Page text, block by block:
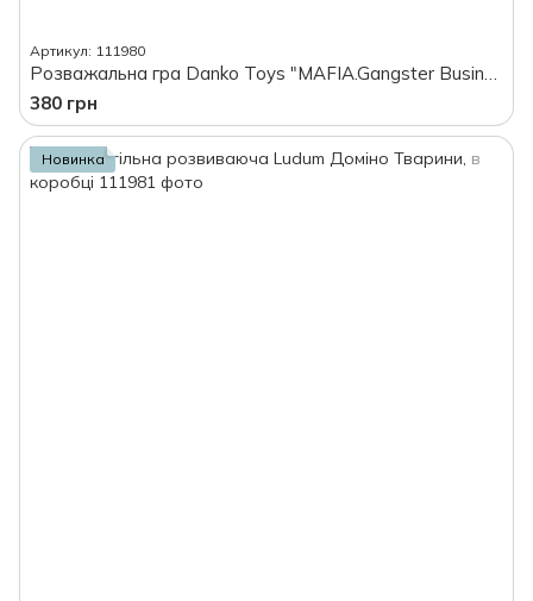
Артикул: 111980
Розважальна гра Danko Toys "MAFIA.Gangster Business.Premium", в коробці
380 грн
Новинка